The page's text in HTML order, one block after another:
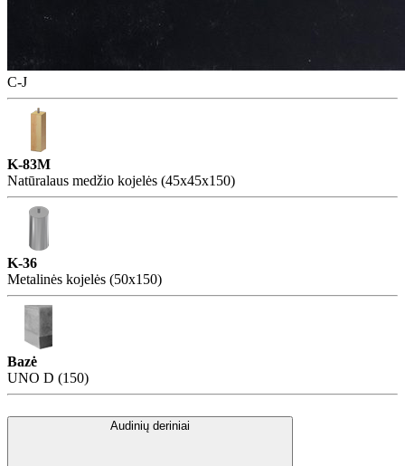
C-J
K-83M
Natūralaus medžio kojelės (45x45x150)
K-36
Metalinės kojelės (50x150)
Bazė
UNO D (150)
Audinių deriniai